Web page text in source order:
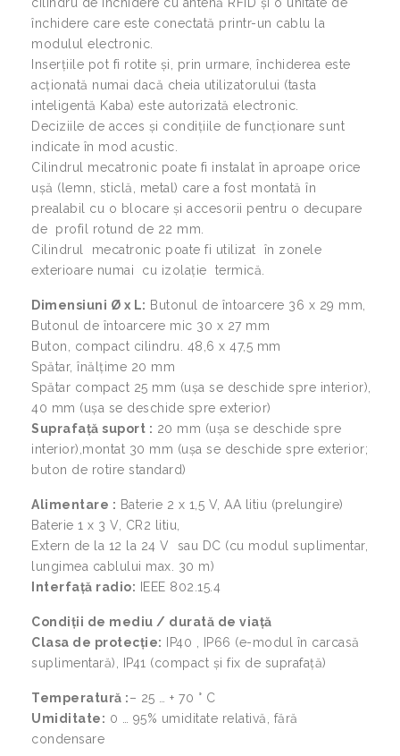
închidere care este conectată printr-un cablu la
modulul electronic.
Inserțiile pot fi rotite și, prin urmare, închiderea este
acționată numai dacă cheia utilizatorului (tasta
inteligentă Kaba) este autorizată electronic.
Deciziile de acces și condițiile de funcționare sunt
indicate în mod acustic.
Cilindrul mecatronic poate fi instalat în aproape orice
ușă (lemn, sticlă, metal) care a fost montată în
prealabil cu o blocare și accesorii pentru o decupare
de profil rotund de 22 mm.
Cilindrul mecatronic poate fi utilizat în zonele
exterioare numai cu izolație termică.
Dimensiuni Ø x L: Butonul de întoarcere 36 x 29 mm,
Butonul de întoarcere mic 30 x 27 mm
Buton, compact cilindru. 48,6 x 47,5 mm
Spătar, înălțime 20 mm
Spătar compact 25 mm (ușa se deschide spre interior),
40 mm (ușa se deschide spre exterior)
Suprafață suport : 20 mm (ușa se deschide spre
interior),montat 30 mm (ușa se deschide spre exterior;
buton de rotire standard)
Alimentare : Baterie 2 x 1,5 V, AA litiu (prelungire)
Baterie 1 x 3 V, CR2 litiu,
Extern de la 12 la 24 V sau DC (cu modul suplimentar,
lungimea cablului max. 30 m)
Interfață radio: IEEE 802.15.4
Condiții de mediu / durată de viață
Clasa de protecție: IP40 , IP66 (e-modul în carcasă
suplimentară), IP41 (compact și fix de suprafață)
Temperatură :– 25 … + 70 ° C
Umiditate: 0 … 95% umiditate relativă, fără
condensare